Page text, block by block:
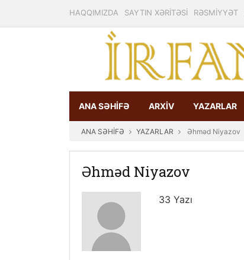
HAQQIMIZDA SAYTIN XƏRİTƏSİ RƏSMİYYƏT
ANA SƏHİFƏ ARXİV YAZARLAR
ANA SƏHİFƏ YAZARLAR Əhməd Niyazov
Əhməd Niyazov
33 Yazı